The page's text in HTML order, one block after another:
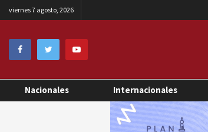
viernes 7 agosto, 2026
Nacionales Internacionales